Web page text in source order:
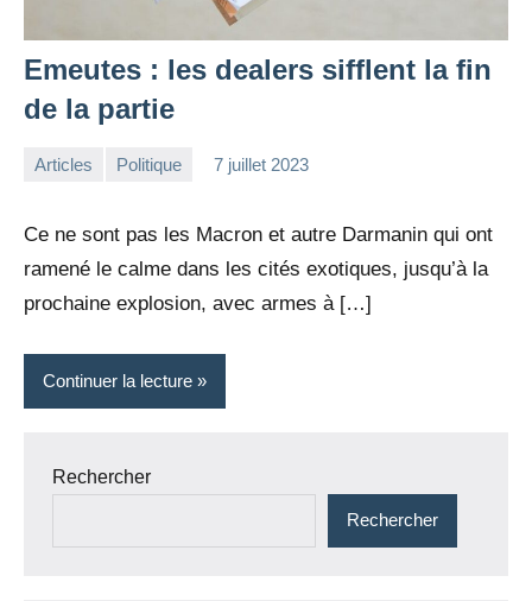
Emeutes : les dealers sifflent la fin
de la partie
Articles Politique 7 juillet 2023
Ce ne sont pas les Macron et autre Darmanin qui ont
ramené le calme dans les cités exotiques, jusqu’à la
prochaine explosion, avec armes à […]
Continuer la lecture
Rechercher
Rechercher